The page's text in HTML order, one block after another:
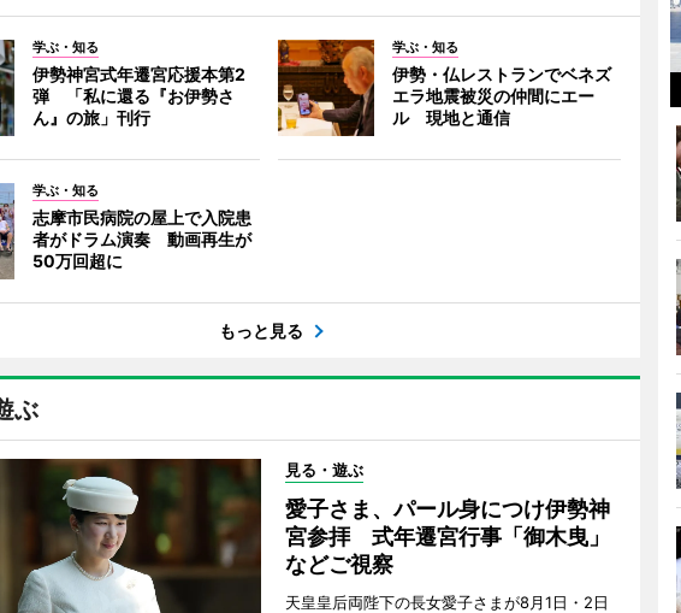
学ぶ・知る
伊勢神宮式年遷宮応援本第2
弾 「私に還る『お伊勢さ
ん』の旅」刊行
学ぶ・知る
伊勢・仏レストランでベネズ
エラ地震被災の仲間にエー
ル 現地と通信
学ぶ・知る
志摩市民病院の屋上で入院患
者がドラム演奏 動画再生が
50万回超に
もっと見る
ぶ
見る・遊ぶ
愛子さま、パール身につけ伊勢神
宮参拝 式年遷宮行事「御木曳」
などご視察
天皇皇后両陛下の長女愛子さまが8月1日・2日